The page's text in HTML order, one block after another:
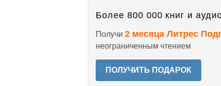
Более 800 000 книг и
Получи 2 месяца Литрес
неограниченным чтением
ПОЛУЧИТЬ ПОДАРОК